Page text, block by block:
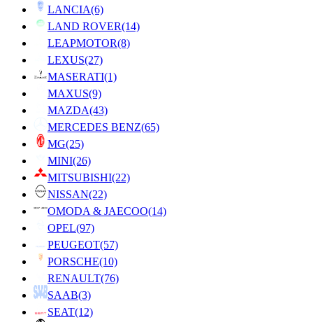
LANCIA(6)
LAND ROVER(14)
LEAPMOTOR(8)
LEXUS(27)
MASERATI(1)
MAXUS(9)
MAZDA(43)
MERCEDES BENZ(65)
MG(25)
MINI(26)
MITSUBISHI(22)
NISSAN(22)
OMODA & JAECOO(14)
OPEL(97)
PEUGEOT(57)
PORSCHE(10)
RENAULT(76)
SAAB(3)
SEAT(12)